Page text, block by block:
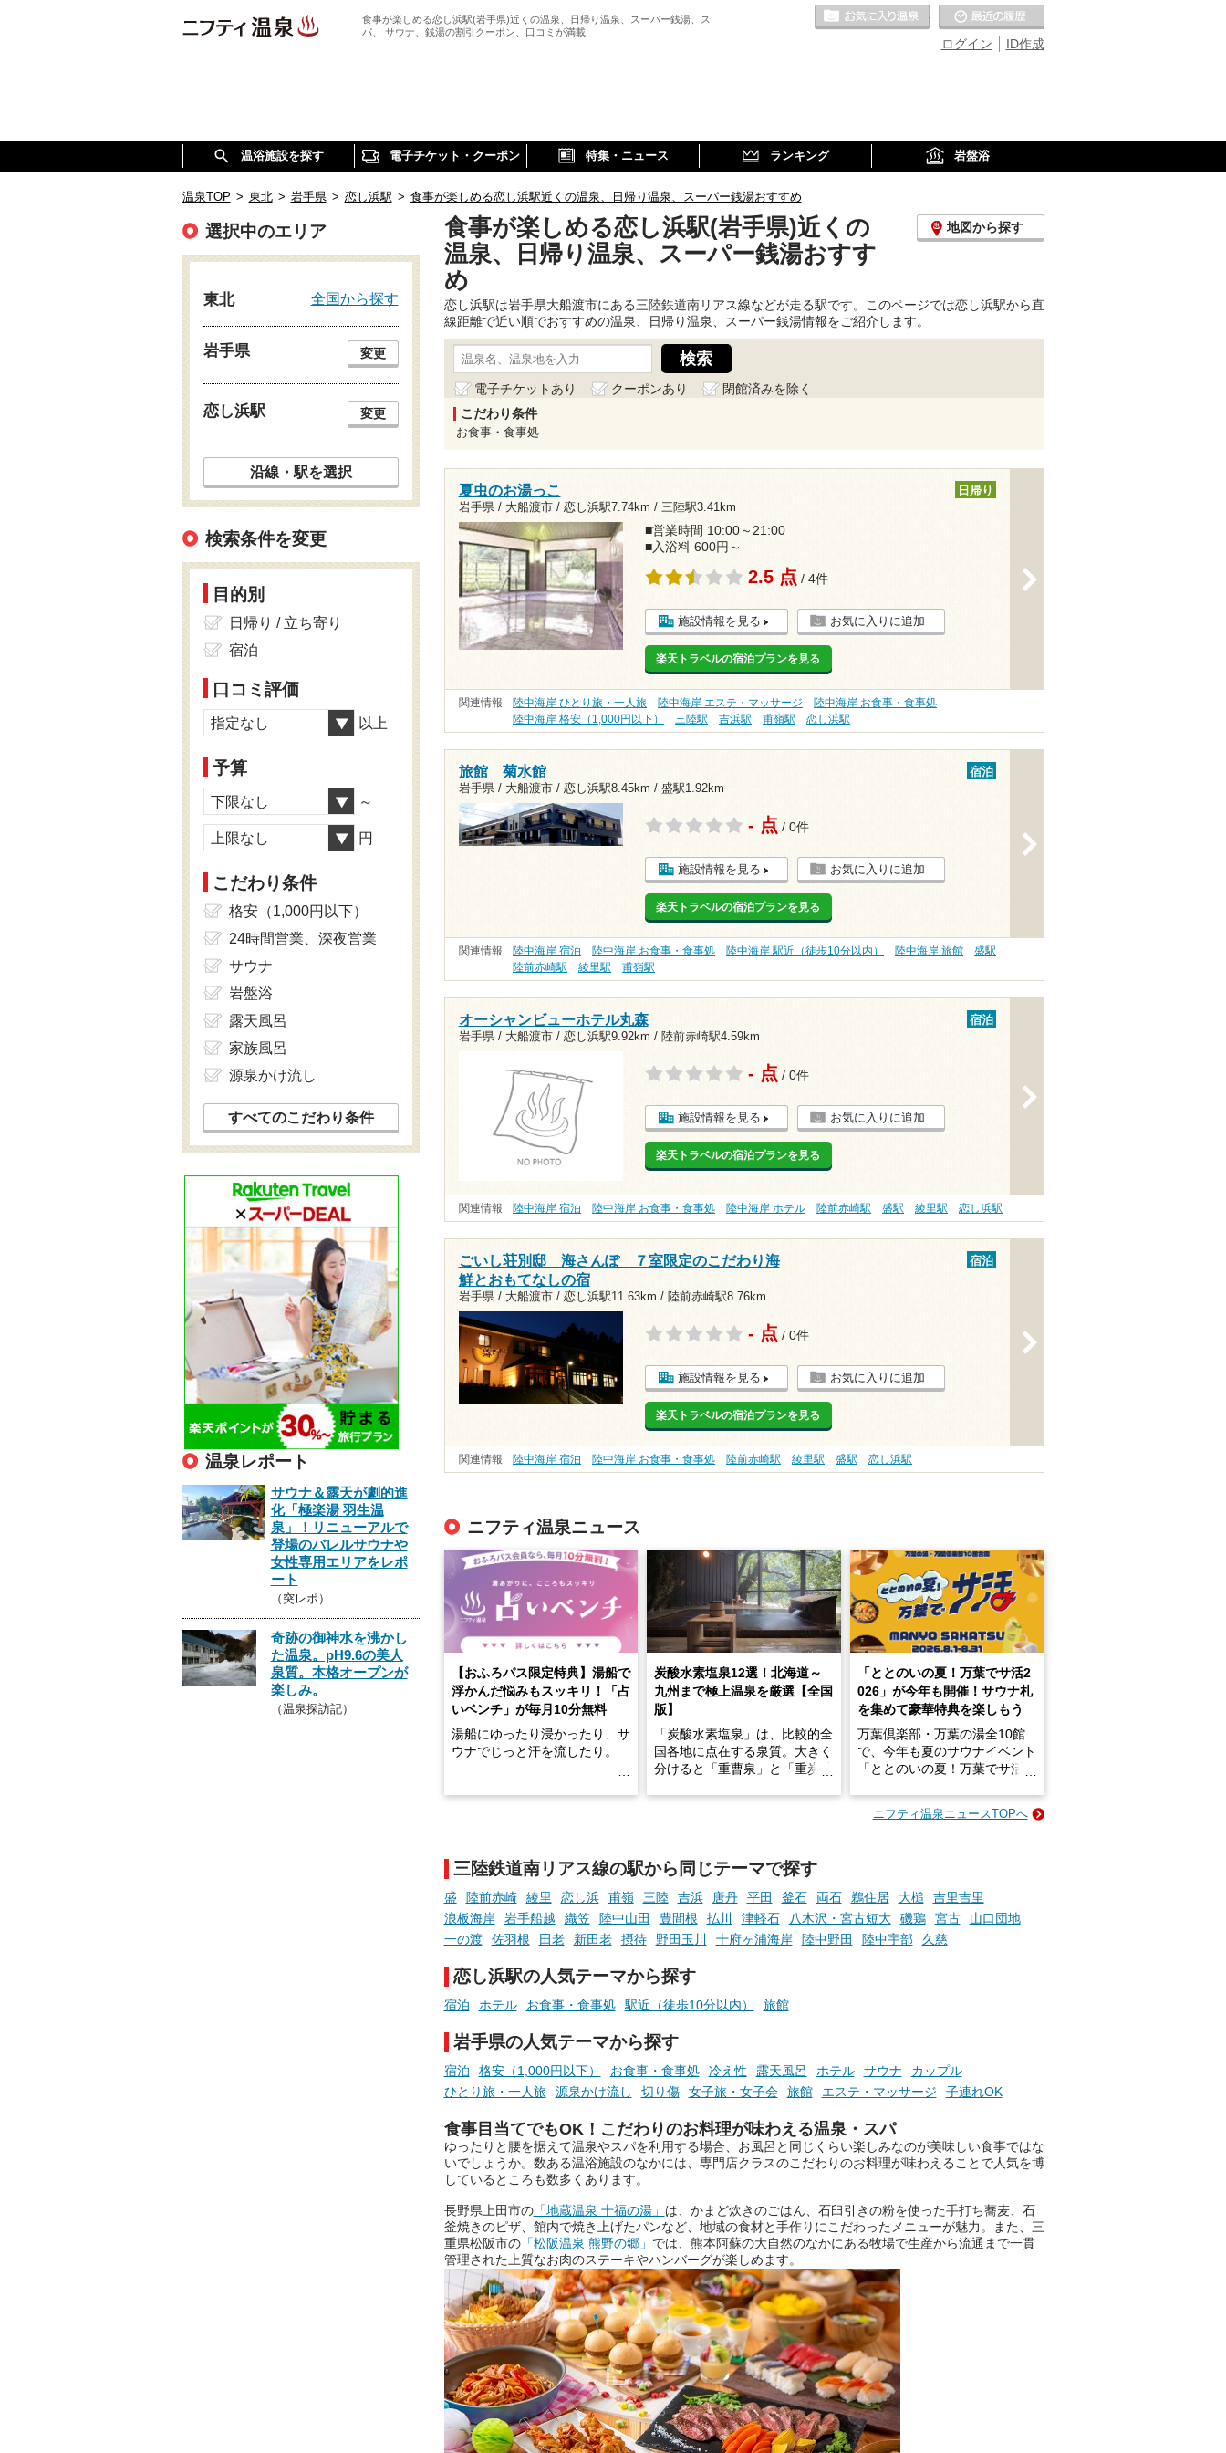
食事が楽しめる恋し浜駅(岩手県)近くの温泉、日帰り温泉、スーパー銭湯、ス
パ、 サウナ、銭湯の割引クーポン、口コミが満載
ID作成
ログイン
お気に入りの温泉
温浴施設を探す 電子チケット・クーポン 特集・ニュース ランキング 岩盤浴
温泉TOP > 東北 > 岩手県 > 恋し浜駅 > 食事が楽しめる恋し浜駅近くの温泉、日帰り温泉、スーパー銭湯おすすめ
食事が楽しめる恋し浜駅(岩手県)近くの
温泉、日帰り温泉、スーパー銭湯おすす
め
地図から探す
恋し浜駅は岩手県大船渡市にある三陸鉄道南リアス線などが走る駅です。このページでは恋し浜駅から直
線距離で近い順でおすすめの温泉、日帰り温泉、スーパー銭湯情報をご紹介します。
電子チケットあり クーポンあり
閉館済みを除く
こだわり条件
お食事・食事処
夏虫のお湯っこ
岩手県 / 大船渡市 / 恋し浜駅7.74km / 三陸駅3.41km
日帰り
■営業時間 10:00～21:00
■入浴料 600円～
2.5 点 / 4件
施設情報を見る お気に入りに追加
楽天トラベルの宿泊プランを見る
関連情報 陸中海岸 ひとり旅・一人旅 陸中海岸 エステ・マッサージ
陸中海岸 お食事・食事処
陸中海岸 格安（1,000円以下）
三陸駅 吉浜駅 甫嶺駅 恋し浜駅
旅館 菊水館
岩手県 / 大船渡市 / 恋し浜駅8.45km / 盛駅1.92km
宿泊
- 点 / 0件
施設情報を見る お気に入りに追加
楽天トラベルの宿泊プランを見る
関連情報 陸中海岸 宿泊 陸中海岸 お食事・食事処 陸中海岸 駅近（徒歩10分以内） 陸中海岸 旅館
盛駅
陸前赤崎駅
綾里駅 甫嶺駅
オーシャンビューホテル丸森
岩手県 / 大船渡市 / 恋し浜駅9.92km / 陸前赤崎駅4.59km
宿泊
- 点 / 0件
施設情報を見る お気に入りに追加
楽天トラベルの宿泊プランを見る
関連情報 陸中海岸 宿泊 陸中海岸 お食事・食事処 陸中海岸 ホテル 陸前赤崎駅 盛駅 綾里駅 恋し浜駅
ごいし荘別邸 海さんぽ ７室限定のこだわり海
鮮とおもてなしの宿
岩手県 / 大船渡市 / 恋し浜駅11.63km / 陸前赤崎駅8.76km
宿泊
- 点 / 0件
施設情報を見る お気に入りに追加
楽天トラベルの宿泊プランを見る
関連情報 陸中海岸 宿泊 陸中海岸 お食事・食事処 陸前赤崎駅 綾里駅 盛駅 恋し浜駅
ニフティ温泉ニュース
【おふろパス限定特典】湯船で
浮かんだ悩みもスッキリ！「占
いベンチ」が毎月10分無料
湯船にゆったり浸かったり、サ
ウナでじっと汗を流したり。
っとした悩み」が、頭に浮かん
でくることはありませんか？
らこそ向き合える、大切な自分
りの温まった心のまま相談でき
たら素敵ですよね。
ニフティ温泉の「占いベンチ」
は、そんなあなたの心のつぶや
きをプロの占い師に相談するこ
とができるサービスです。
おふろパス会員様なら、この特
別なひとときを「毎月10分無
料」でご利用いただけます。
お湯で体がほぐれたら、次は占
い師さんとお話しして、心もほ
ぐしてみませんか？
炭酸水素塩泉12選！北海道～
九州まで極上温泉を厳選【全国
版】
「炭酸水素塩泉」は、比較的全
国各地に点在する泉質。大きく
分けると「重曹泉」と「重炭酸
す。
今回は筆者自ら入浴した中か
ら、日本各地にある炭酸水素塩
泉を12施設セレクト。すべて
しと泉質の良さにこだわりつ
を厳選しました。
「ととのいの夏！万葉でサ活2
026」が今年も開催！サウナ札
を集めて豪華特典を楽しもう
万葉倶楽部・万葉の湯全10館
で、今年も夏のサウナイベント
「ととのいの夏！万葉でサ活2
2026年8月1日（土）～8月31
札」を集めることで、オリジナ
ルグッズや無料券などの特典と
交換可能。
───
提供元：万葉倶楽部株式会社
【PR】
のPR記事です。
ニフティ温泉ニュースTOPへ
三陸鉄道南リアス線の駅から同じテーマで探す
盛 陸前赤崎 綾里 恋し浜 甫嶺 三陸 吉浜 唐丹 平田 釜石 両石 鵜住居 大槌
吉里吉里
浪板海岸
岩手船越 織笠 陸中山田 豊間根 払川 津軽石 八木沢・宮古短大 磯鶏 宮古
山口団地
一の渡
佐羽根 田老 新田老 摂待 野田玉川 十府ヶ浦海岸 陸中野田 陸中宇部 久慈
恋し浜駅の人気テーマから探す
宿泊 ホテル お食事・食事処 駅近（徒歩10分以内） 旅館
岩手県の人気テーマから探す
宿泊 格安（1,000円以下） お食事・食事処 冷え性 露天風呂 ホテル サウナ
カップル
ひとり旅・一人旅
源泉かけ流し 切り傷 女子旅・女子会 旅館 エステ・マッサージ 子連れOK
食事目当てでもOK！こだわりのお料理が味わえる温泉・スパ
ゆったりと腰を据えて温泉やスパを利用する場合、お風呂と同じくらい楽しみなのが美味しい食事ではな
いでしょうか。数ある温浴施設のなかには、専門店クラスのこだわりのお料理が味わえることで人気を博
しているところも数多くあります。
長野県上田市の「地蔵温泉 十福の湯」 は、かまど炊きのごはん、石臼引きの粉を使った手打ち蕎麦、石
釜焼きのピザ、館内で焼き上げたパンなど、地域の食材と手作りにこだわったメニューが魅力。また、三
重県松阪市の「松阪温泉 熊野の郷」 では、熊本阿蘇の大自然のなかにある牧場で生産から流通まで一貫
管理された上質なお肉のステーキやハンバーグが楽しめます。
選択中のエリア
東北 全国から探す
岩手県 変更
恋し浜駅 変更
沿線・駅を選択
検索条件を変更
目的別
日帰り / 立ち寄り
宿泊
口コミ評価
指定なし 以上
予算
下限なし ～
上限なし 円
こだわり条件
格安（1,000円以下）
24時間営業、深夜営業
サウナ
岩盤浴
露天風呂
家族風呂
源泉かけ流し
すべてのこだわり条件
温泉レポート
サウナ＆露天が劇的進
化「極楽湯 羽生温
泉」！リニューアルで
登場のバレルサウナや
女性専用エリアをレポ
ート
（突レポ）
奇跡の御神水を沸かし
た温泉。pH9.6の美人
泉質。本格オープンが
楽しみ。
（温泉探訪記）